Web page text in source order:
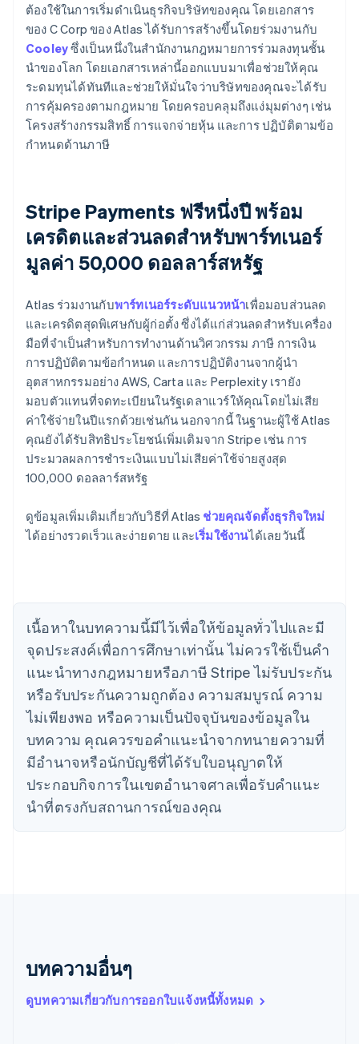
ต้องใช้ในการเริ่มดำเนินธุรกิจบริษัทของคุณ โดยเอกสาร
ของ C Corp ของ Atlas ได้รับการสร้างขึ้นโดยร่วมงานกับ
Cooleyซึ่งเป็นหนึ่งในสำนักงานกฎหมายการร่วมลงทุนชั้น
นำของโลก โดยเอกสารเหล่านี้ออกแบบมาเพื่อช่วยให้คุณ
ระดมทุนได้ทันทีและช่วยให้มั่นใจว่าบริษัทของคุณจะได้รับ
การคุ้มครองตามกฎหมาย โดยครอบคลุมถึงแง่มุมต่างๆ เช่น
โครงสร้างกรรมสิทธิ์ การแจกจ่ายหุ้น และการ ปฏิบัติตามข้อ
กำหนดด้านภาษี
Stripe Payments ฟรีหนึ่งปี พร้อม
เครดิตและส่วนลดสำหรับพาร์ทเนอร์
มูลค่า 50,000 ดอลลาร์สหรัฐ
Atlas ร่วมงานกับพาร์ทเนอร์ระดับแนวหน้าเพื่อมอบส่วนลด
และเครดิตสุดพิเศษกับผู้ก่อตั้ง ซึ่งได้แก่ส่วนลดสำหรับเครื่อง
มือที่จำเป็นสำหรับการทำงานด้านวิศวกรรม ภาษี การเงิน
การปฏิบัติตามข้อกำหนด และการปฏิบัติงานจากผู้นำ
อุตสาหกรรมอย่าง AWS, Carta และ Perplexity เรายัง
มอบตัวแทนที่จดทะเบียนในรัฐเดลาแวร์ให้คุณโดยไม่เสีย
ค่าใช้จ่ายในปีแรกด้วยเช่นกัน นอกจากนี้ ในฐานะผู้ใช้ Atlas
คุณยังได้รับสิทธิประโยชน์เพิ่มเติมจาก Stripe เช่น การ
ประมวลผลการชำระเงินแบบไม่เสียค่าใช้จ่ายสูงสุด
100,000 ดอลลาร์สหรัฐ
ดูข้อมูลเพิ่มเติมเกี่ยวกับวิธีที่ Atlas ช่วยคุณจัดตั้งธุรกิจใหม่
ได้อย่างรวดเร็วและง่ายดาย และเริ่มใช้งานได้เลยวันนี้
เนื้อหาในบทความนี้มีไว้เพื่อให้ข้อมูลทั่วไปและมี
จุดประสงค์เพื่อการศึกษาเท่านั้น ไม่ควรใช้เป็นคํา
แนะนําทางกฎหมายหรือภาษี Stripe ไม่รับประกัน
หรือรับประกันความถูกต้อง ความสมบูรณ์ ความ
ไม่เพียงพอ หรือความเป็นปัจจุบันของข้อมูลใน
บทความ คุณควรขอคําแนะนําจากทนายความที่
มีอํานาจหรือนักบัญชีที่ได้รับใบอนุญาตให้
ประกอบกิจการในเขตอํานาจศาลเพื่อรับคําแนะ
นําที่ตรงกับสถานการณ์ของคุณ
บทความอื่นๆ
ดูบทความเกี่ยวกับการออกใบแจ้งหนี้ทั้งหมด
English
เขตบริหารพิเศษฮ่องกง ประเทศจีน
โครเอเชีย
จีนแผ่นดินใหญ่
简体中文English
ไซปรัส
English
ญี่ปุ่น
日本語 English
เดนมาร์ก
English
ไทย
นอร์เวย์
English
NederlandsFrançais
โปรตุเกส
PortuguêsEnglish